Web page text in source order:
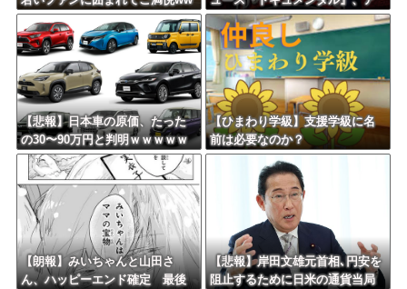
wwwwwwwwwwww
メリカで初の制作が決定！ 海
外タイトル『LOL』として世界2
5ヶ国・地域で展開
【悲報】日本車の原価、たった
の30〜90万円と判明ｗｗｗｗｗ
ｗｗｗｗｗｗ
【ひまわり学級】支援学級に名
前は必要なのか？
【朗報】みいちゃんと山田さ
ん、ハッピーエンド確定 最後
【悲報】岸田文雄元首相､円安を
阻止するために日米の通貨当局